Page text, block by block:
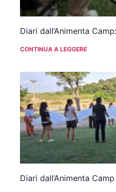
Diari dall’Animenta
CONTINUA A LEGGERE
Diari dall’Animenta